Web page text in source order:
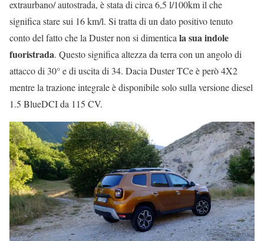
extraurbano/ autostrada, è stata di circa 6,5 l/100km il che
significa stare sui 16 km/l. Si tratta di un dato positivo tenuto
conto del fatto che la Duster non si dimentica la sua indole
fuoristrada. Questo significa altezza da terra con un angolo di
attacco di 30° e di uscita di 34. Dacia Duster TCe è però 4X2
mentre la trazione integrale è disponibile solo sulla versione diesel
1.5 BlueDCI da 115 CV.